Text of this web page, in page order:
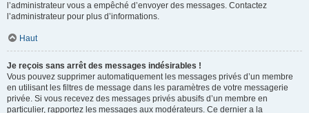
l’administrateur vous a empêché d’envoyer des messages. Contactez
l’administrateur pour plus d’informations.
Haut
Je reçois sans arrêt des messages indésirables !
Vous pouvez supprimer automatiquement les messages privés d’un membre
en utilisant les filtres de message dans les paramètres de votre messagerie
privée. Si vous recevez des messages privés abusifs d’un membre en
particulier, rapportez les messages aux modérateurs. Ce dernier a la